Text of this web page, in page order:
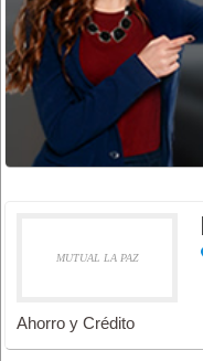
MUTUAL LA PAZ
Ahorro y Crédito